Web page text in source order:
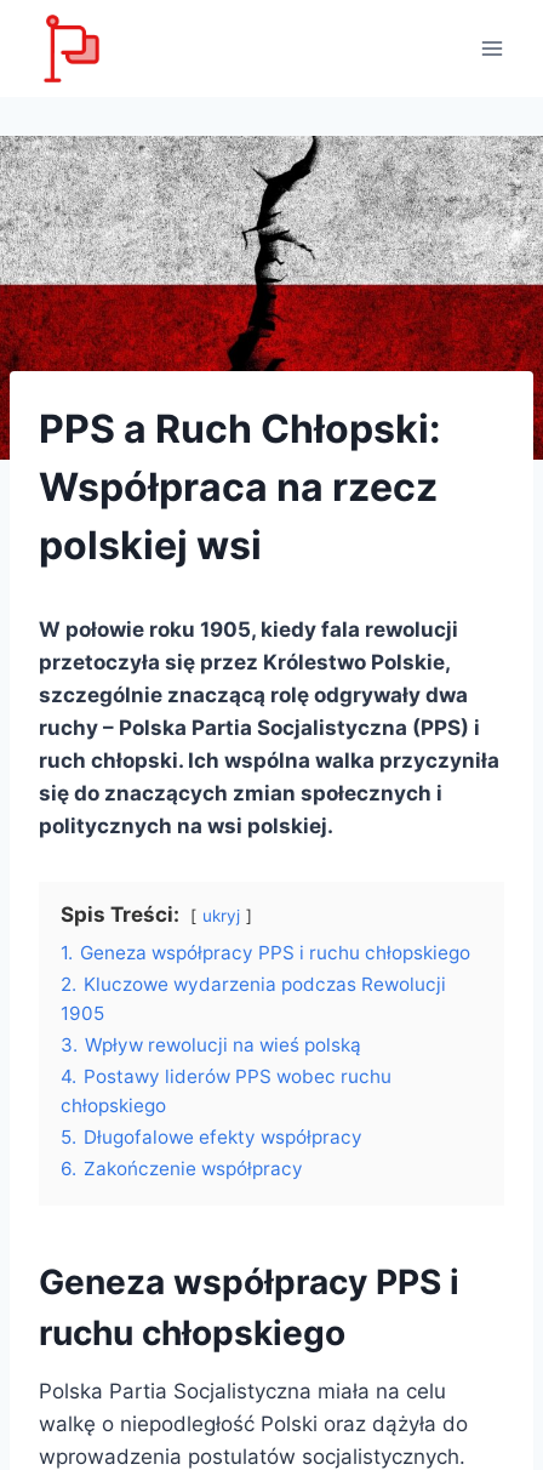
Przejdź
treści
PPS a Ruch Chłopski:
Współpraca na rzecz
polskiej wsi
W połowie roku 1905, kiedy fala rewolucji
przetoczyła się przez Królestwo Polskie,
szczególnie znaczącą rolę odgrywały dwa
ruchy – Polska Partia Socjalistyczna (PPS) i
ruch chłopski. Ich wspólna walka przyczyniła
się do znaczących zmian społecznych i
politycznych na wsi polskiej.
Spis Treści: ukryj
1. Geneza współpracy PPS i ruchu chłopskiego
2. Kluczowe wydarzenia podczas Rewolucji
1905
3. Wpływ rewolucji na wieś polską
4. Postawy liderów PPS wobec ruchu
chłopskiego
5. Długofalowe efekty współpracy
6. Zakończenie współpracy
Geneza współpracy PPS i
ruchu chłopskiego
Polska Partia Socjalistyczna miała na celu
walkę o niepodległość Polski oraz dążyła do
wprowadzenia postulatów socjalistycznych.